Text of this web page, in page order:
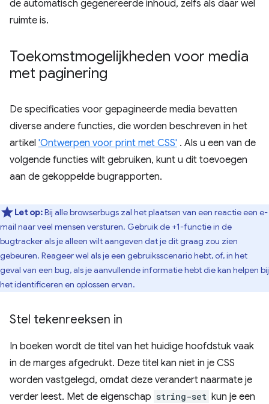
de automatisch gegenereerde inhoud, zelfs als daar wel
ruimte is.
Toekomstmogelijkheden voor media
met paginering
De specificaties voor gepagineerde media bevatten
diverse andere functies, die worden beschreven in het
artikel 'Ontwerpen voor print met CSS' . Als u een van de
volgende functies wilt gebruiken, kunt u dit toevoegen
aan de gekoppelde bugrapporten.
Let op:Bij alle browserbugs zal het plaatsen van een reactie een e-
mail naar veel mensen versturen. Gebruik de +1-functie in de
bugtracker als je alleen wilt aangeven dat je dit graag zou zien
gebeuren. Reageer wel als je een gebruiksscenario hebt, of, in het
geval van een bug, als je aanvullende informatie hebt die kan helpen bij
het identificeren en oplossen ervan.
Stel tekenreeksen in
In boeken wordt de titel van het huidige hoofdstuk vaak
in de marges afgedrukt. Deze titel kan niet in je CSS
worden vastgelegd, omdat deze verandert naarmate je
verder leest. Met de eigenschap string-set kun je een